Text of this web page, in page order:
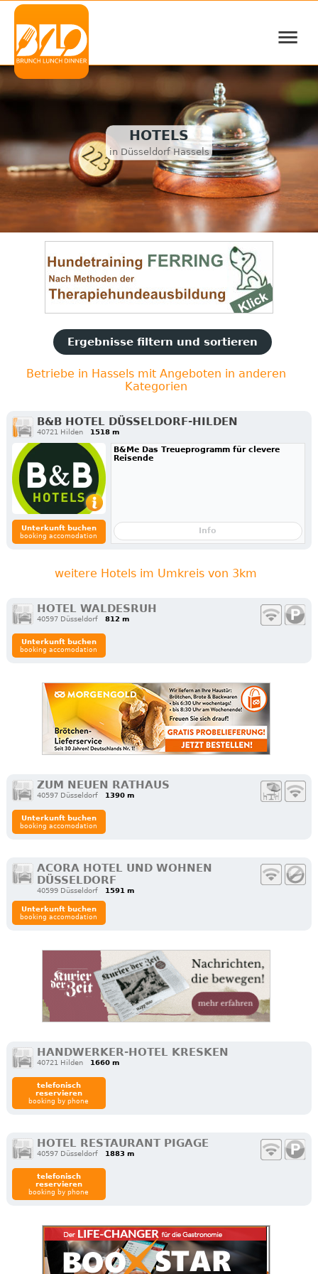
≡
HOTELS
in Düsseldorf Hassels
Ergebnisse filtern und sortieren
Betriebe in Hassels mit Angeboten in anderen
Kategorien
B&B HOTEL DÜSSELDORF-HILDEN
40721 Hilden 1518 m
Unterkunft buchen
booking accomodation
B&Me Das Treueprogramm für clevere
Reisende
Info
weitere Hotels im Umkreis von 3km
HOTEL WALDESRUH
40597 Düsseldorf 812 m
Unterkunft buchen
booking accomodation
ZUM NEUEN RATHAUS
40597 Düsseldorf 1390 m
Unterkunft buchen
booking accomodation
ACORA HOTEL UND WOHNEN
DÜSSELDORF
40599 Düsseldorf 1591 m
Unterkunft buchen
booking accomodation
HANDWERKER-HOTEL KRESKEN
40721 Hilden 1660 m
telefonisch
reservieren
booking by phone
HOTEL RESTAURANT PIGAGE
40597 Düsseldorf 1883 m
telefonisch
reservieren
booking by phone